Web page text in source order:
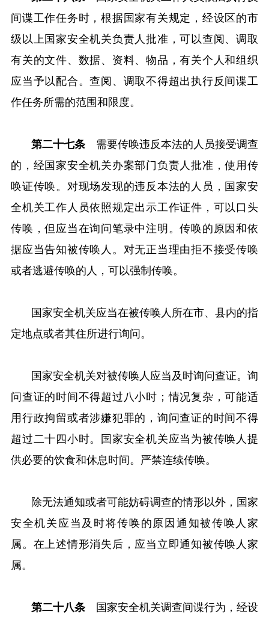
间谍工作任务时，根据国家有关规定，经设区的市
级以上国家安全机关负责人批准，可以查阅、调取
有关的文件、数据、资料、物品，有关个人和组织
应当予以配合。查阅、调取不得超出执行反间谍工
作任务所需的范围和限度。
第二十七条 需要传唤违反本法的人员接受调查
的，经国家安全机关办案部门负责人批准，使用传
唤证传唤。对现场发现的违反本法的人员，国家安
全机关工作人员依照规定出示工作证件，可以口头
传唤，但应当在询问笔录中注明。传唤的原因和依
据应当告知被传唤人。对无正当理由拒不接受传唤
或者逃避传唤的人，可以强制传唤。
国家安全机关应当在被传唤人所在市、县内的指
定地点或者其住所进行询问。
国家安全机关对被传唤人应当及时询问查证。询
问查证的时间不得超过八小时；情况复杂，可能适
用行政拘留或者涉嫌犯罪的，询问查证的时间不得
超过二十四小时。国家安全机关应当为被传唤人提
供必要的饮食和休息时间。严禁连续传唤。
除无法通知或者可能妨碍调查的情形以外，国家
安全机关应当及时将传唤的原因通知被传唤人家
属。在上述情形消失后，应当立即通知被传唤人家
属。
第二十八条 国家安全机关调查间谍行为，经设